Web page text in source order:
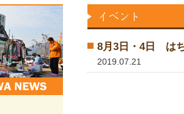
8月3日・4日 は
2019.07.21